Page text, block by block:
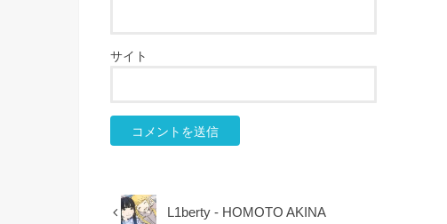
サイト
L1berty - HOMOTO AKINA